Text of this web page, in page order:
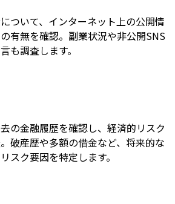
ついて、インターネット上の公開情
有無を確認。副業状況や非公開SNS
も調査します。
の金融履歴を確認し、経済的リスク
破産歴や多額の借金など、将来的な
スク要因を特定します。